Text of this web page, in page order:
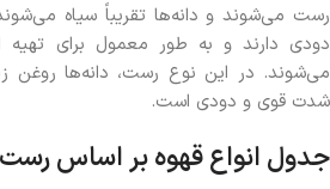
رست می‌شوند و دانه‌ها تقریباً سیاه
دودی دارند و به طور معمول برای تهیه
می‌شوند. در این نوع رست، دانه‌ها روغن
شدت قوی و دودی است.
جدول انواع قهوه بر اساس رست